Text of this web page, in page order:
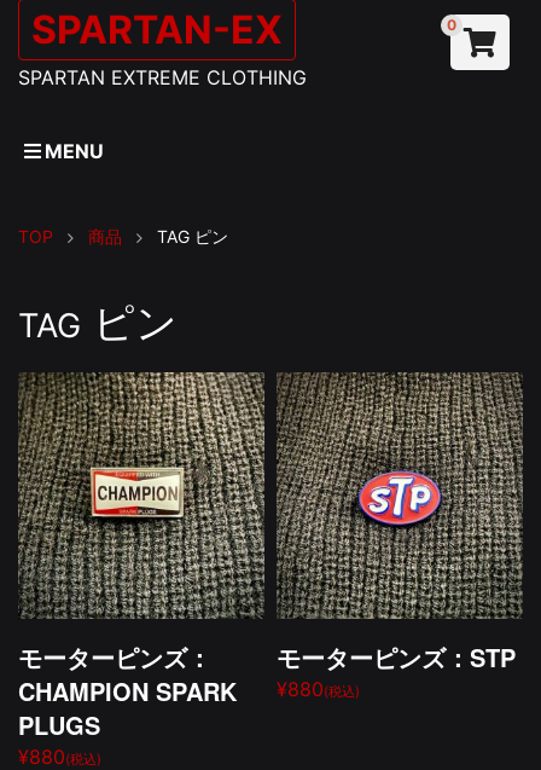
SPARTAN-EX
SPARTAN EXTREME CLOTHING
0
MENU
TOP 商品 TAG ピン
TAG ピン
モーターピンズ：
CHAMPION SPARK
PLUGS
¥880(税込)
モーターピンズ：STP
¥880(税込)